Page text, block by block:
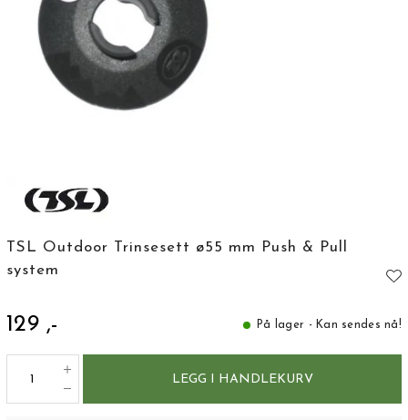
TSL Outdoor Trinsesett ø55 mm Push & Pull
system
129 ,- På lager - Kan sendes nå!
LEGG I HANDLEKURV